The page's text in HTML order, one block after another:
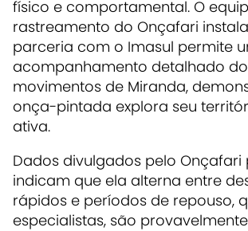
físico e comportamental. O
rastreamento do Onçafari
parceria com o Imasul permite
acompanhamento detalhado
movimentos de Miranda,
onça-pintada explora seu
ativa.
Dados divulgados pelo Onçafari
indicam que ela alterna entre
rápidos e períodos de repouso,
especialistas, são